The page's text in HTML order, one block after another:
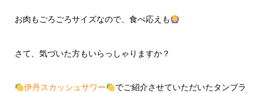
お肉もごろごろサイズなので、食べ応えも
さて、気づいた方もいらっしゃりますか？
伊丹スカッシュサワー
でご紹介させていただいたタンブラ